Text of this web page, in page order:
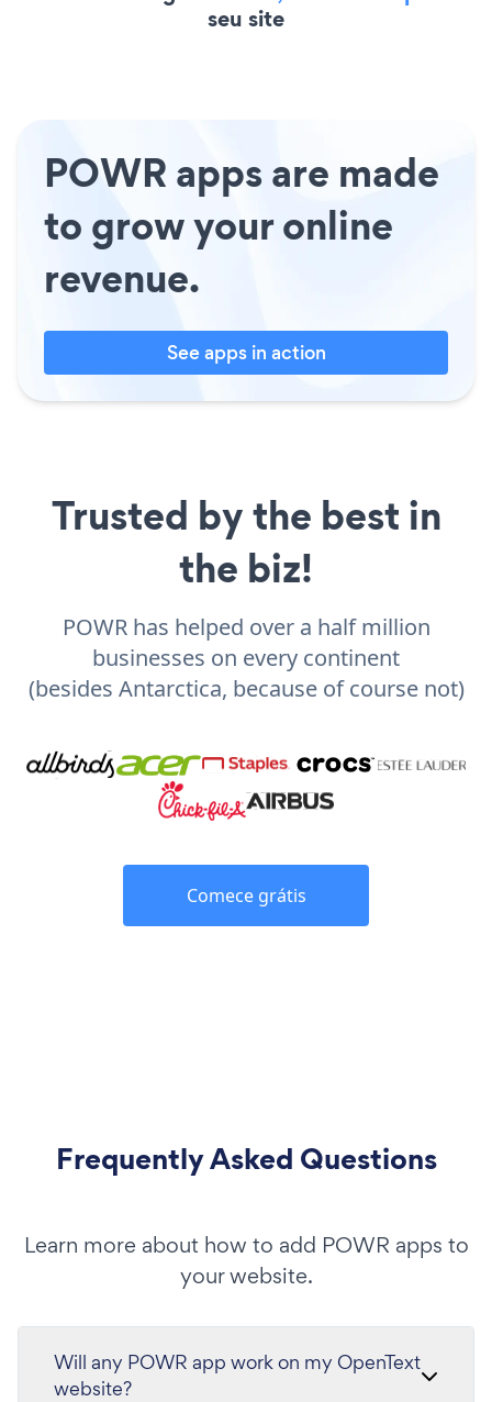
seu site
POWR apps are made
to grow your online
revenue.
See apps in action
Trusted by the best in
the biz!
POWR has helped over a half million
businesses on every continent
(besides Antarctica, because of course not)
Comece grátis
Frequently Asked Questions
Learn more about how to add POWR apps to
your website.
Will any POWR app work on my OpenText
website?